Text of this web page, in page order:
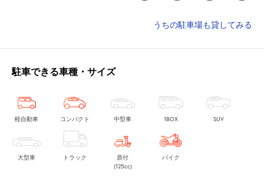
うちの駐車場も貸してみる
駐車できる車種・サイズ
軽自動車 コンパクト 中型車 1BOX SUV
大型車 トラック
原付
(125cc)
バイク